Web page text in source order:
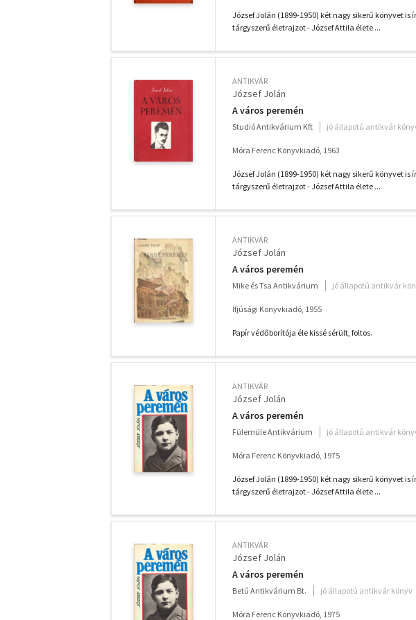
József Jolán (1899-1950) két nagy sikerű könyvet
tárgyszerű életrajzot - József Attila élete ...
ANTIKVÁR
József Jolán
A város peremén
Studió Antikvárium Kft jó állapotú antikvár
Móra Ferenc Könyvkiadó, 1963
József Jolán (1899-1950) két nagy sikerű könyvet
tárgyszerű életrajzot - József Attila élete ...
ANTIKVÁR
József Jolán
A város peremén
Mike és Tsa Antikvárium jó állapotú antikvár
Ifjúsági Könyvkiadó, 1955
Papír védőborítója éle kissé sérült, foltos.
ANTIKVÁR
József Jolán
A város peremén
Fülemüle Antikvárium jó állapotú antikvár
Móra Ferenc Könyvkiadó, 1975
József Jolán (1899-1950) két nagy sikerű könyvet
tárgyszerű életrajzot - József Attila élete ...
ANTIKVÁR
József Jolán
A város peremén
Betű Antikvárium Bt. jó állapotú antikvár könyv
Móra Ferenc Könyvkiadó, 1975